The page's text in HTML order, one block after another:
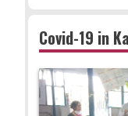
Covid-19 in